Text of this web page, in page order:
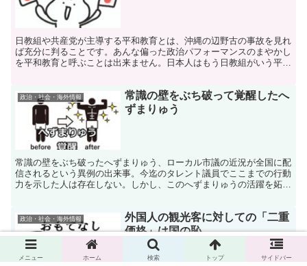
日教組や共産党が主導する平和教育とは、沖縄の辺野古の事故を見れ
ば充分に判ることです。あんな偏った政治パフォーマンスのまやかし
を平和教育と呼ぶことは出来ません。日本人はもう日教組がいう平和
政治・社会・海外情報
常識の壁をぶち破って覚醒したへ
ずまりゅう
常識の壁をぶち破ったへずまりゅう、ローカル市議の近況が全国に配
信されるという異例の出来事。今迄のタレント議員でここまでの行動
力を示した人は存在しない。しかし、このへずまりゅうの活躍を妬ん
政治・社会・海外情報
外国人の観光客に対しての「二重
価格」は国の恥
メニュー ホーム 検索 トップ サイドバー